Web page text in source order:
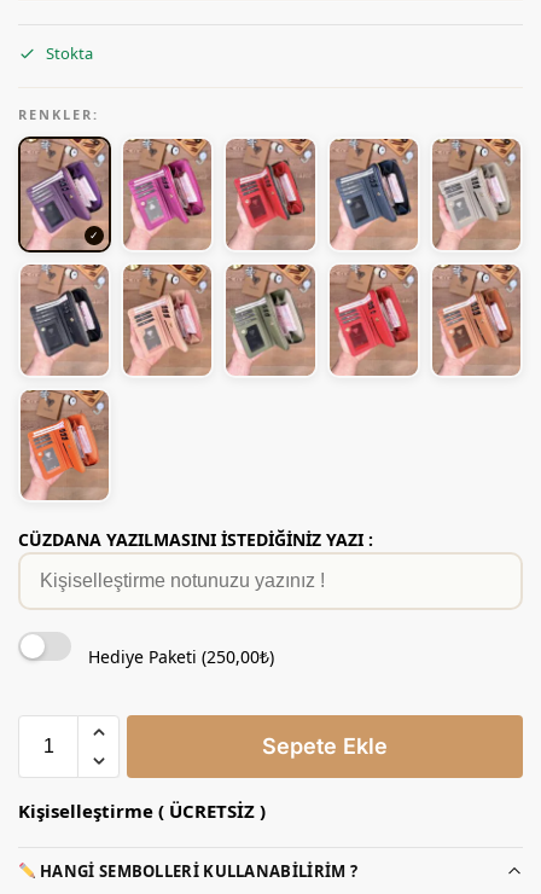
Stokta
RENKLER:
CÜZDANA YAZILMASINI İSTEDİĞİNİZ YAZI :
Hediye Paketi (250,00₺)
Sepete Ekle
Kişiselleştirme ( ÜCRETSİZ )
HANGI SEMBOLLERI KULLANABILIRIM ?